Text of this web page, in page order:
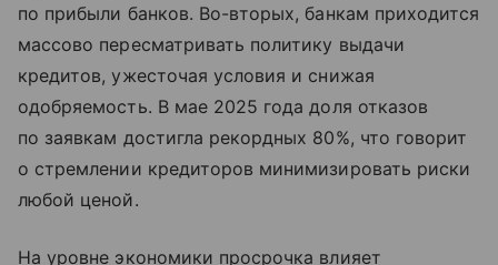
по прибыли банков. Во-вторых, банкам приходится
массово пересматривать политику выдачи
кредитов, ужесточая условия и снижая
одобряемость. В мае 2025 года доля отказов
по заявкам достигла рекордных 80%, что говорит
о стремлении кредиторов минимизировать риски
любой ценой.
На уровне экономики просрочка влияет